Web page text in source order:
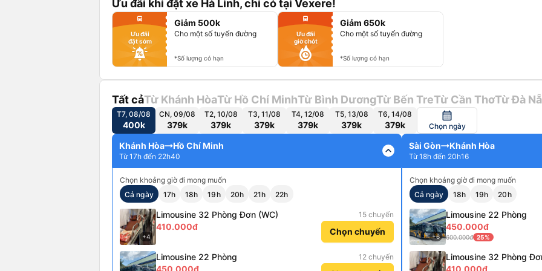
Ưu đãi khi đặt xe Hà Linh, chỉ có tại Vexere!
fiber_manual_record
fiber_manual_record
fiber_manual_record
fiber_manual_record
fiber_manual_record
fiber_manual_record
fiber_manual_record
directions_bus
Ưu đãi
đặt sớm
Giảm 500k
Cho một số tuyến đường
*Số lượng có hạn
fiber_manual_record
fiber_manual_record
fiber_manual_record
fiber_manual_record
fiber_manual_record
fiber_manual_record
fiber_manual_record
directions_bus
Ưu đãi
giờ chót
Giảm 650k
Cho một số tuyến đường
*Số lượng có hạn
Tất cảTừ Khánh HòaTừ Hồ Chí MinhTừ Bình DươngTừ Bến TreTừ Cần ThơTừ Đà
T7, 08/08
400k
CN, 09/08
379k
T2, 10/08
379k
T3, 11/08
379k
T4, 12/08
379k
T5, 13/08
379k
T6, 14/08
379k
calendar_month
Chọn ngày
Khánh Hòa Hồ Chí Minh
Từ 17h đến 22h40 expand_less
Chọn khoảng giờ đi mong muốn
Cả ngày
17h 18h 19h 20h 21h 22h
+4
Limousine 32 Phòng Đơn (WC) 15 chuyến
410.000đ Chọn chuyến
Limousine 22 Phòng 12 chuyến
450.000đ
Sài Gòn Khánh Hòa
Từ 18h đến 20h16
Chọn khoảng giờ đi mong muốn
Cả ngày
18h 19h 20h
+6
Limousine 22 Phòng
450.000đ
600.000đ 25%
Limousine 32 Phòng
410.000đ